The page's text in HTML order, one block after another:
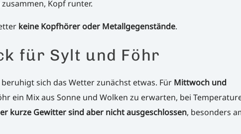
Kopf runter.
keine Kopfhörer oder Metallgegenstände.
für Sylt und Föhr
sich das Wetter zunächst etwas. Für Mittwoch und
ein Mix aus Sonne und Wolken zu erwarten, bei
kurze Gewitter sind aber nicht ausgeschlossen, besonders